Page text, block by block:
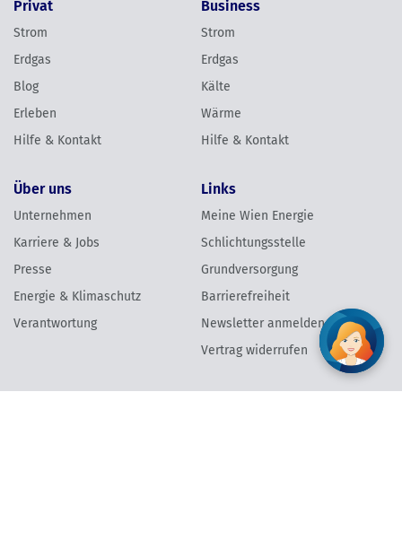
Privat
Strom
Erdgas
Blog
Erleben
Hilfe & Kontakt
Business
Strom
Erdgas
Kälte
Wärme
Hilfe & Kontakt
Über uns
Unternehmen
Karriere & Jobs
Presse
Energie & Klimaschutz
Verantwortung
Links
Meine Wien Energie
Schlichtungsstelle
Grundversorgung
Barrierefreiheit
Newsletter anmelden
Vertrag widerrufen